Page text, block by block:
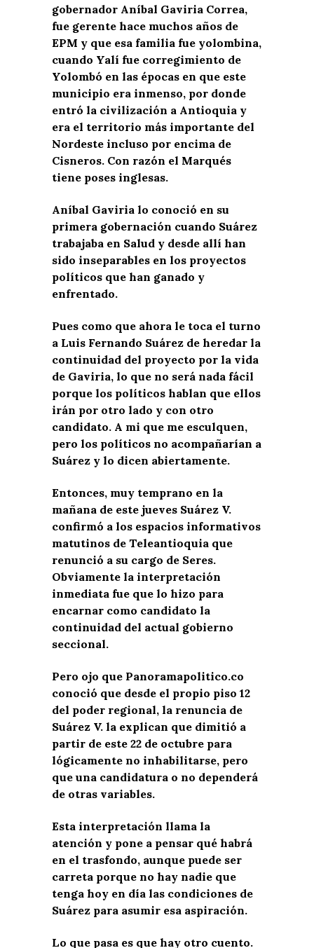
gobernador Aníbal Gaviria Correa,
fue gerente hace muchos años de
EPM y que esa familia fue yolombina,
cuando Yalí fue corregimiento de
Yolombó en las épocas en que este
municipio era inmenso, por donde
entró la civilización a Antioquia y
era el territorio más importante del
Nordeste incluso por encima de
Cisneros. Con razón el Marqués
tiene poses inglesas.
Aníbal Gaviria lo conoció en su
primera gobernación cuando Suárez
trabajaba en Salud y desde allí han
sido inseparables en los proyectos
políticos que han ganado y
enfrentado.
Pues como que ahora le toca el turno
a Luis Fernando Suárez de heredar la
continuidad del proyecto por la vida
de Gaviria, lo que no será nada fácil
porque los políticos hablan que ellos
irán por otro lado y con otro
candidato. A mi que me esculquen,
pero los políticos no acompañarían a
Suárez y lo dicen abiertamente.
Entonces, muy temprano en la
mañana de este jueves Suárez V.
confirmó a los espacios informativos
matutinos de Teleantioquia que
renunció a su cargo de Seres.
Obviamente la interpretación
inmediata fue que lo hizo para
encarnar como candidato la
continuidad del actual gobierno
seccional.
Pero ojo que Panoramapolitico.co
conoció que desde el propio piso 12
del poder regional, la renuncia de
Suárez V. la explican que dimitió a
partir de este 22 de octubre para
lógicamente no inhabilitarse, pero
que una candidatura o no dependerá
de otras variables.
Esta interpretación llama la
atención y pone a pensar qué habrá
en el trasfondo, aunque puede ser
carreta porque no hay nadie que
tenga hoy en día las condiciones de
Suárez para asumir esa aspiración.
Lo que pasa es que hay otro cuento.